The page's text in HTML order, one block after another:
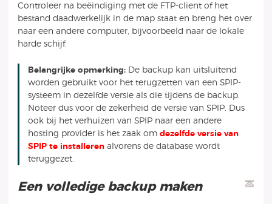
Controleer na beëindiging met de FTP-client of het
bestand daadwerkelijk in de map staat en breng het over
naar een andere computer, bijvoorbeeld naar de lokale
harde schijf.
Belangrijke opmerking: De backup kan uitsluitend
worden gebruikt voor het terugzetten van een SPIP-
systeem in dezelfde versie als die tijdens de backup.
Noteer dus voor de zekerheid de versie van SPIP. Dus
ook bij het verhuizen van SPIP naar een andere
hosting provider is het zaak omdezelfde versie van
SPIP te installeren alvorens de database wordt
teruggezet.
Een volledige backup maken